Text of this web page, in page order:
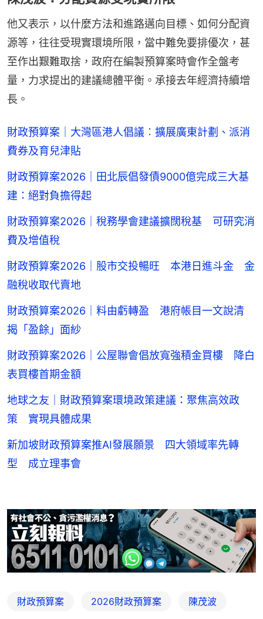
他又表示，以什麼方法和進路邁向目標、如何分配資
源等，往往受現實環境所限，當中難免要排優次，甚
至作出艱難取捨，政府在編製預算案時會作全盤考
量，力求提出的建議總體平衡。承接去年經濟持續增
長。
財政預算案｜大灣區港人倡議︰擴展廣東計劃、派消
費券及育兒津貼
財政預算案2026｜田北辰倡發債9000億完成三大基
建：絕對負擔得起
財政預算案2026｜稅務學會建議擴闊稅基 可研究消
費及增值稅
財政預算案2026｜股市交投暢旺 本港日進斗金 金
融稅收取代賣地
財政預算案2026｜料由虧轉盈 港府帳目一文說清
揭「盈餘」面紗
財政預算案2026｜公屋聯會倡放寬強積金買樓 降白
表買樓首期金額
地球之友｜財政預算案環境政策建議：聚焦高效政
策 實現具體成果
新加坡財政預算案推AI發展願景 四大領域率先轉
型 成立理事會
財政預算案 2026財政預算案 陳茂波